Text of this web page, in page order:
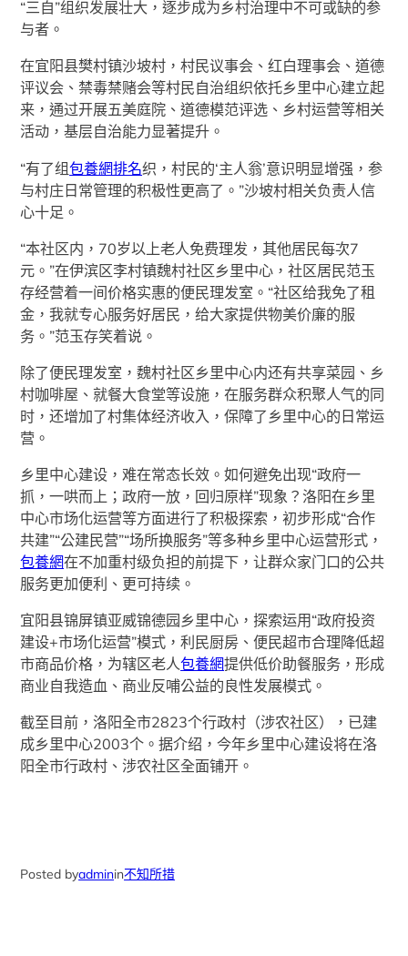
“三自”组织发展壮大，逐步成为乡村治理中不可或缺的参
与者。
在宜阳县樊村镇沙坡村，村民议事会、红白理事会、道德
评议会、禁毒禁赌会等村民自治组织依托乡里中心建立起
来，通过开展五美庭院、道德模范评选、乡村运营等相关
活动，基层自治能力显著提升。
“有了组包養網排名织，村民的‘主人翁’意识明显增强，参
与村庄日常管理的积极性更高了。”沙坡村相关负责人信
心十足。
“本社区内，70岁以上老人免费理发，其他居民每次7
元。”在伊滨区李村镇魏村社区乡里中心，社区居民范玉
存经营着一间价格实惠的便民理发室。“社区给我免了租
金，我就专心服务好居民，给大家提供物美价廉的服
务。”范玉存笑着说。
除了便民理发室，魏村社区乡里中心内还有共享菜园、乡
村咖啡屋、就餐大食堂等设施，在服务群众积聚人气的同
时，还增加了村集体经济收入，保障了乡里中心的日常运
营。
乡里中心建设，难在常态长效。如何避免出现“政府一
抓，一哄而上；政府一放，回归原样”现象？洛阳在乡里
中心市场化运营等方面进行了积极探索，初步形成“合作
共建”“公建民营”“场所换服务”等多种乡里中心运营形式，
包養網在不加重村级负担的前提下，让群众家门口的公共
服务更加便利、更可持续。
宜阳县锦屏镇亚威锦德园乡里中心，探索运用“政府投资
建设+市场化运营”模式，利民厨房、便民超市合理降低超
市商品价格，为辖区老人包養網提供低价助餐服务，形成
商业自我造血、商业反哺公益的良性发展模式。
截至目前，洛阳全市2823个行政村（涉农社区），已建
成乡里中心2003个。据介绍，今年乡里中心建设将在洛
阳全市行政村、涉农社区全面铺开。
Posted byadminin不知所措